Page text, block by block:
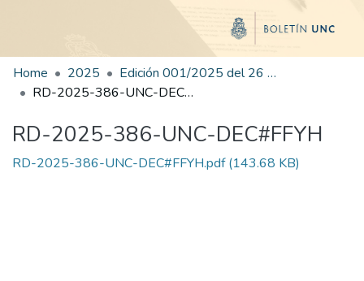
Home 2025
Edición 001/2025 del 26 de mayo de 2025
RD-2025-386-UNC-DEC#FFYH
RD-2025-386-UNC-DEC#FFYH
RD-2025-386-UNC-DEC#FFYH.pdf(143.68 KB)